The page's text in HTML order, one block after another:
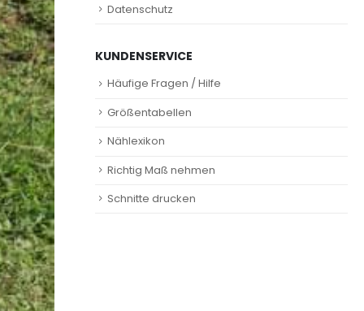
Datenschutz
KUNDENSERVICE
Häufige Fragen / Hilfe
Größentabellen
Nählexikon
Richtig Maß nehmen
Schnitte drucken